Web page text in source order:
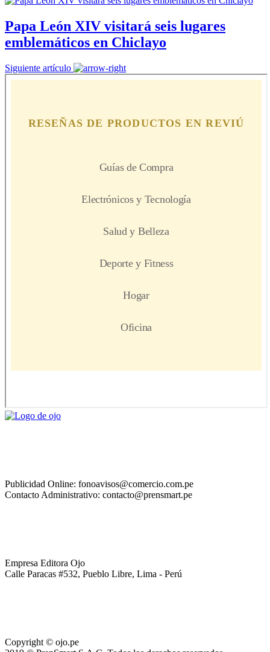
Papa León XIV visitará seis lugares
emblemáticos en Chiclayo
Siguiente artículo
Publicidad Online: fonoavisos@comercio.com.pe
Contacto Administrativo: contacto@prensmart.pe
Empresa Editora Ojo
Calle Paracas #532, Pueblo Libre, Lima - Perú
Copyright © ojo.pe